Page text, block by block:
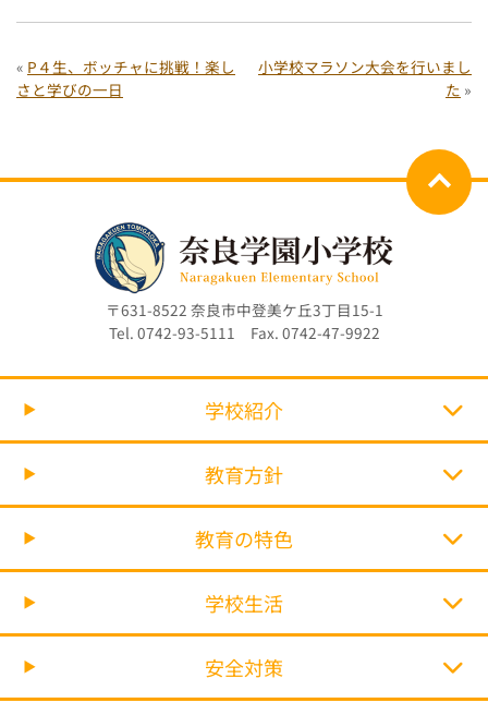
« P４生、ボッチャに挑戦！楽し
さと学びの一日
小学校マラソン大会を行いまし
た »
〒631-8522 奈良市中登美ケ丘3丁目15-1
Tel. 0742-93-5111 Fax. 0742-47-9922
学校紹介
教育方針
教育の特色
学校生活
安全対策